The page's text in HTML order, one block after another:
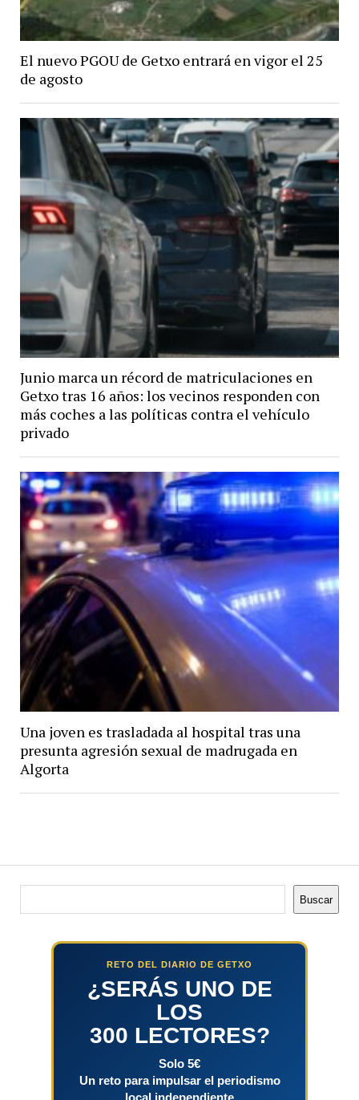
El nuevo PGOU de Getxo entrará en vigor el 25
de agosto
Junio marca un récord de matriculaciones en
Getxo tras 16 años: los vecinos responden con
más coches a las políticas contra el vehículo
privado
Una joven es trasladada al hospital tras una
presunta agresión sexual de madrugada en
Algorta
Buscar
RETO DEL DIARIO DE GETXO
¿SERÁS UNO DE
LOS
300 LECTORES?
Solo 5€
Un reto para impulsar el periodismo
local independiente